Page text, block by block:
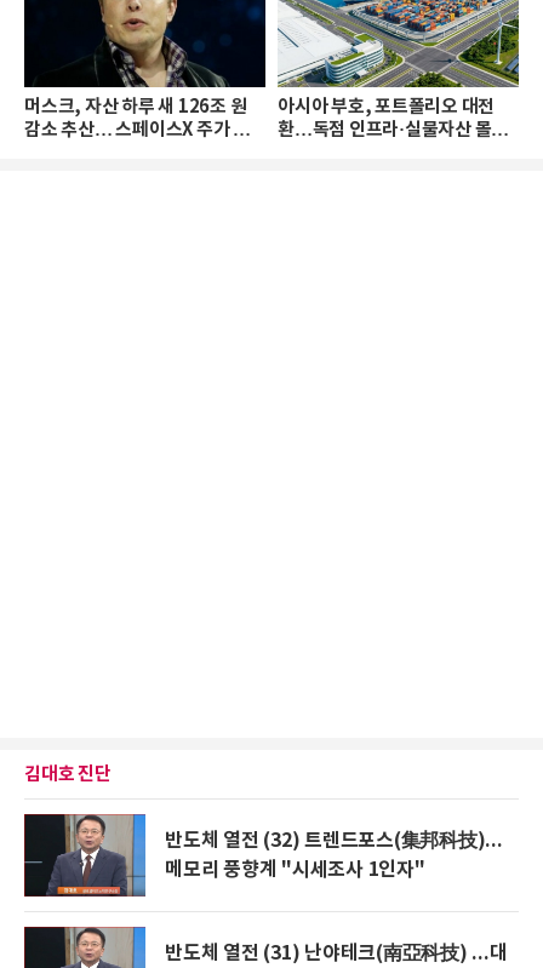
머스크, 자산 하루 새 126조 원
감소 추산… 스페이스X 주가 하
아시아 부호, 포트폴리오 대전
환…독점 인프라·실물자산 몰린
김대호 진단
반도체 열전 (32) 트렌드포스(集邦科技)...
메모리 풍향계 "시세조사 1인자"
반도체 열전 (31) 난야테크(南亞科技) ...대